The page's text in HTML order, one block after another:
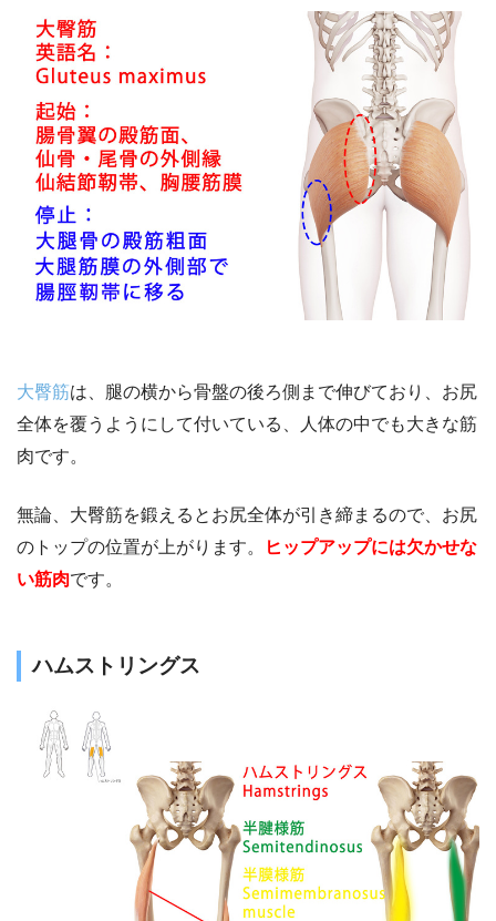
大臀筋は、腿の横から骨盤の後ろ側まで伸びており、お尻
全体を覆うようにして付いている、人体の中でも大きな筋
肉です。
無論、大臀筋を鍛えるとお尻全体が引き締まるので、お尻
のトップの位置が上がります。
ヒップアップには欠かせな
い筋肉です。
ハムストリングス